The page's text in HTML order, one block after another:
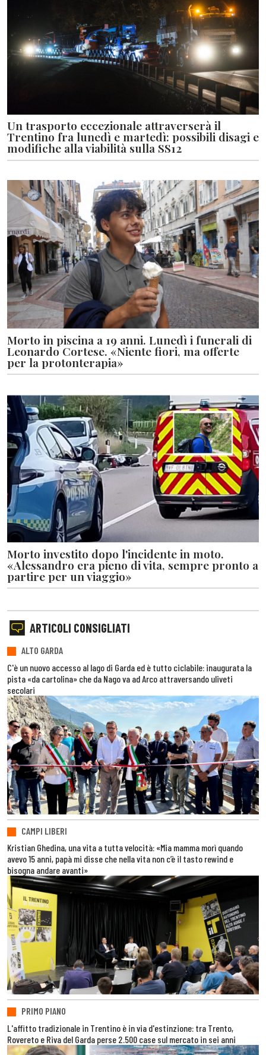
Un trasporto eccezionale attraverserà il
Trentino fra lunedì e martedì: possibili disagi e
modifiche alla viabilità sulla SS12
Morto in piscina a 19 anni. Lunedì i funerali di
Leonardo Cortese. «Niente fiori, ma offerte
per la protonterapia»
Morto investito dopo l'incidente in moto.
«Alessandro era pieno di vita, sempre pronto a
partire per un viaggio»
ARTICOLI CONSIGLIATI
ALTO GARDA
C'è un nuovo accesso al lago di Garda ed è tutto ciclabile: inaugurata la
pista «da cartolina» che da Nago va ad Arco attraversando uliveti
secolari
CAMPI LIBERI
Kristian Ghedina, una vita a tutta velocità: «Mia mamma morì quando
avevo 15 anni, papà mi disse che nella vita non c’è il tasto rewind e
bisogna andare avanti»
PRIMO PIANO
L'affitto tradizionale in Trentino è in via d'estinzione: tra Trento,
Rovereto e Riva del Garda perse 2.500 case sul mercato in sei anni